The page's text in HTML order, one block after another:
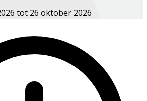
tot 26 oktober 2026